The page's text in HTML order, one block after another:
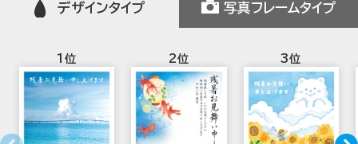
デザインタイプ 写真フレームタイプ
注文について
商品について